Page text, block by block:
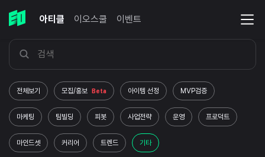
아티클 이오스쿨 이벤트
전체보기 모집/홍보 Beta 아이템 선정 MVP검증
마케팅 팀빌딩 피봇 사업전략 운영 프로덕트
마인드셋 커리어 트렌드 기타